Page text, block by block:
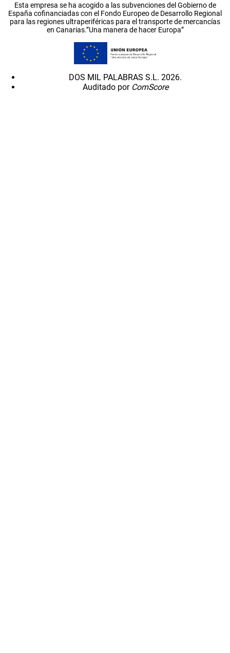
Esta empresa se ha acogido a las subvenciones del Gobierno de
España cofinanciadas con el Fondo Europeo de Desarrollo Regional
para las regiones ultraperiféricas para el transporte de mercancías
en Canarias.”Una manera de hacer Europa”
DOS MIL PALABRAS S.L. 2026.
Auditado por ComScore